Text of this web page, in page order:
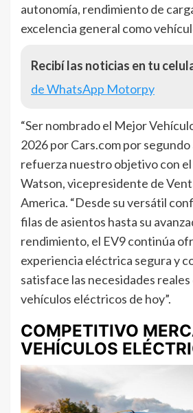
autonomía, rendimiento de
excelencia general como
Recibí las noticias en tu
de WhatsApp Motorpy
“Ser nombrado el Mejor
2026 por Cars.com por
refuerza nuestro objetivo con el
Watson, vicepresidente de
America. “Desde su versátil
filas de asientos hasta su
rendimiento, el EV9 continúa
experiencia eléctrica segura y
satisface las necesidades
vehículos eléctricos de hoy”.
COMPETITIVO
VEHÍCULOS